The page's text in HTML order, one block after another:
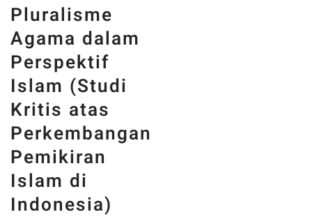
Pluralisme
Agama dalam
Perspektif
Islam (Studi
Kritis atas
Perkembangan
Pemikiran
Islam di
Indonesia)